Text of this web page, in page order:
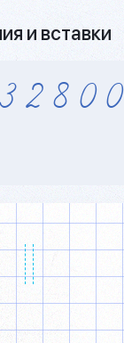
и вставки
3 2 8 0 0